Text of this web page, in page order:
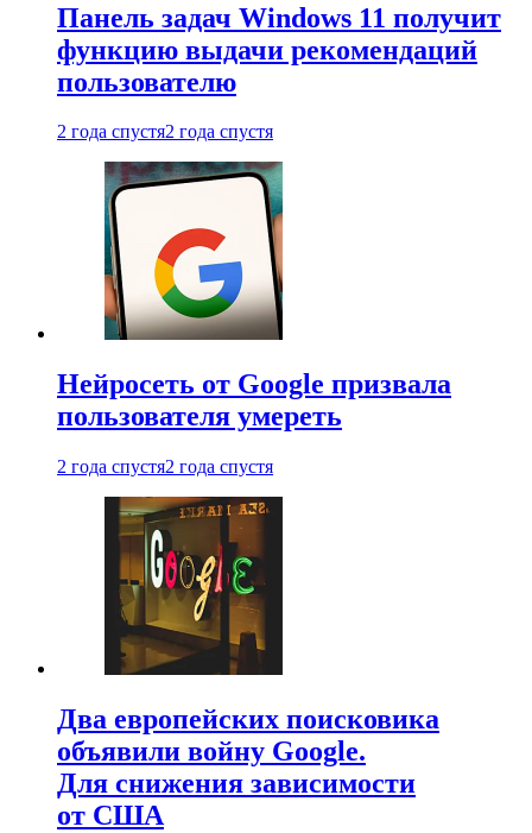
Панель задач Windows 11 получит
функцию выдачи рекомендаций
пользователю
2 года спустя2 года спустя
Нейросеть от Google призвала
пользователя умереть
2 года спустя2 года спустя
Два европейских поисковика
объявили войну Google.
Для снижения зависимости
от США